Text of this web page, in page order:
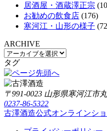
居酒屋・酒蔵澤正宗
お勧めの飲食店 (176)
寒河江・山形の様子
ARCHIVE
タグ
〒991-0023 山形県寒河江市
0237-86-5322
古澤酒造公式オンラインシ